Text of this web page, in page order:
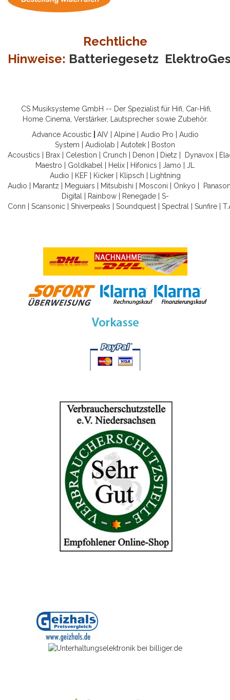
Rechtliche
Hinweise: Batteriegesetz
CS Musiksysteme GmbH -- Der Spezialist für Hifi, Car-Hifi,
Home Cinema, Verstärker, Lautsprecher sowie Zubehör.
Advance Acoustic
AIV| Alpine| Audio Pro
Audio
System
Audiolab Autotek
Boston
Acoustics
Brax Celestion Crunch Denon Dietz Dynavox
Maestro
Goldkabel Helix Hifonics Jamo
JL
Audio
KEF| Kicker| Klipsch
Lightning
Audio
Marantz Meguiars Mitsubishi Mosconi Onkyo
Digital
Rainbow| Renegade| S-
Conn
Scansonic Shiverpeaks Soundquest Spectral Sunfire